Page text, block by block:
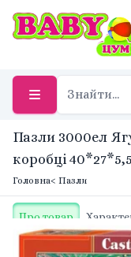
Пазли 3000ел
коробці
Головна< Пазли
Про товар